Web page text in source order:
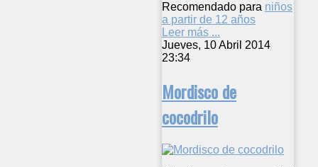
Recomendado para niños
a partir de 12 años
Leer más ...
Jueves, 10 Abril 2014
23:34
Mordisco de
cocodrilo